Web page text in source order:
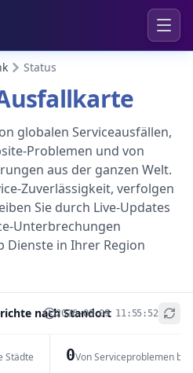
Status
globalen Serviceausfällen,
Problemen und von
aus der ganzen Welt.
Zuverlässigkeit, verfolgen
Sie durch Live-Updates
Unterbrechungen
Dienste in Ihrer Region
nach Standort
2026-08-09 11:55:52
Städte 0Von Serviceproblemen
+